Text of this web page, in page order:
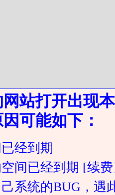
站打开出现
可能如下：
经到期
间已经到期 [续
系统的BUG，遇